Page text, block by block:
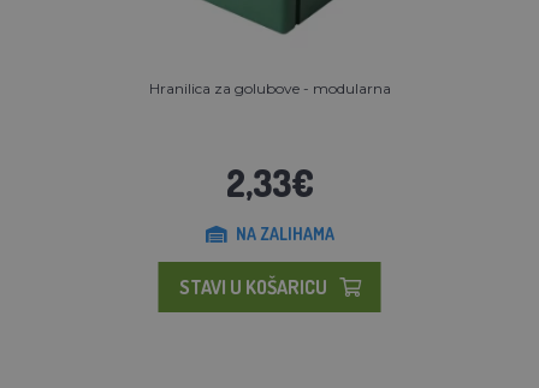
Hranilica za golubove - modularna
2,33€
NA ZALIHAMA
STAVI U KOŠARICU